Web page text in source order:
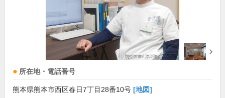
所在地・電話番号
熊本県熊本市西区春日7丁目28番10号 [地図]